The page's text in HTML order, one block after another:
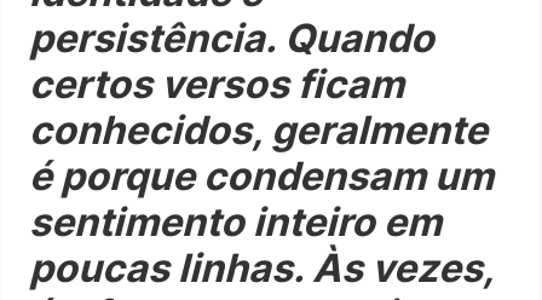
persistência. Quando
certos versos ficam
conhecidos, geralmente
é porque condensam um
sentimento inteiro em
poucas linhas. Às vezes,